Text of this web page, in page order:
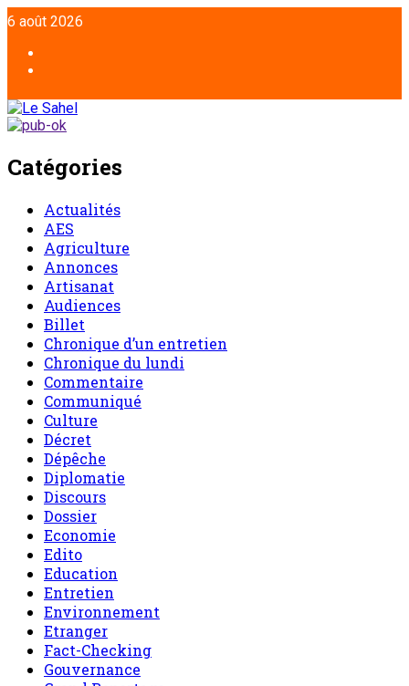
6 août 2026
Catégories
Actualités
AES
Agriculture
Annonces
Artisanat
Audiences
Billet
Chronique d’un entretien
Chronique du lundi
Commentaire
Communiqué
Culture
Décret
Dépêche
Diplomatie
Discours
Dossier
Economie
Edito
Education
Entretien
Environnement
Etranger
Fact-Checking
Gouvernance